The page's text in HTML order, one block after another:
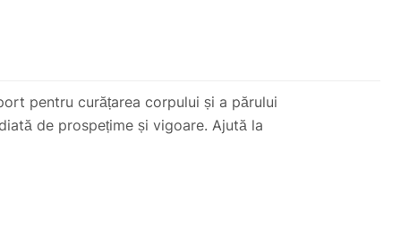
pentru curățarea corpului și a părului
de prospețime și vigoare. Ajută la